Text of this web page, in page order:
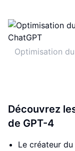
Optimisation
Découvrez
de GPT-4
Le créateur du